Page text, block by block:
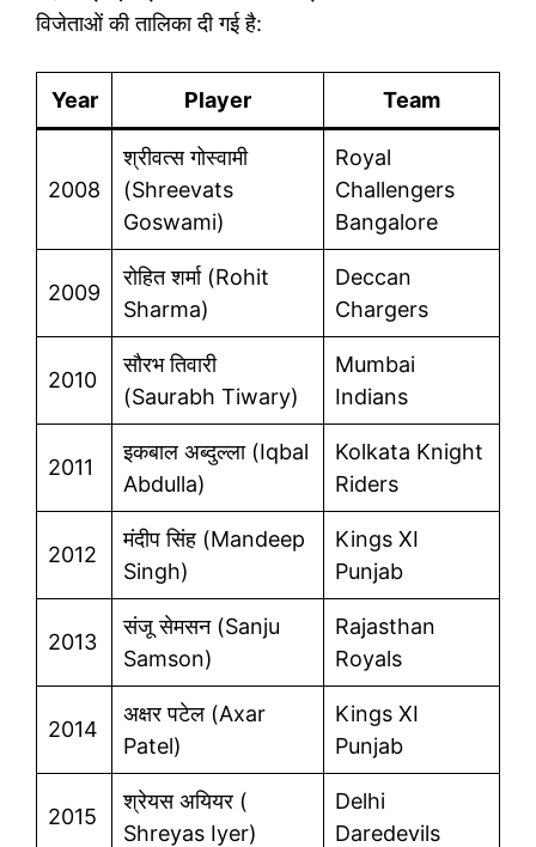
विजेताओं की तालिका दी गई है:
Year Player Team
2008
श्रीवत्स गोस्वामी
(Shreevats
Goswami)
Royal
Challengers
Bangalore
2009
रोहित शर्मा (Rohit
Sharma)
Deccan
Chargers
2010
सौरभ तिवारी
(Saurabh Tiwary)
Mumbai
Indians
2011
इकबाल अब्दुल्ला (Iqbal
Abdulla)
Kolkata Knight
Riders
2012
मंदीप सिंह (Mandeep
Singh)
Kings XI
Punjab
2013
संजू सेमसन (Sanju
Samson)
Rajasthan
Royals
2014
अक्षर पटेल (Axar
Patel)
Kings XI
Punjab
2015
श्रेयस अयियर (
Shreyas Iyer)
Delhi
Daredevils